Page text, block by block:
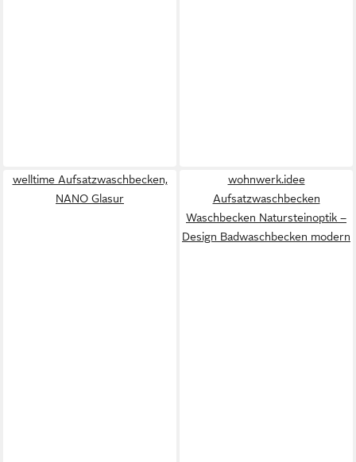
welltime Aufsatzwaschbecken,
NANO Glasur
wohnwerk.idee
Aufsatzwaschbecken
Waschbecken Natursteinoptik –
Design Badwaschbecken modern